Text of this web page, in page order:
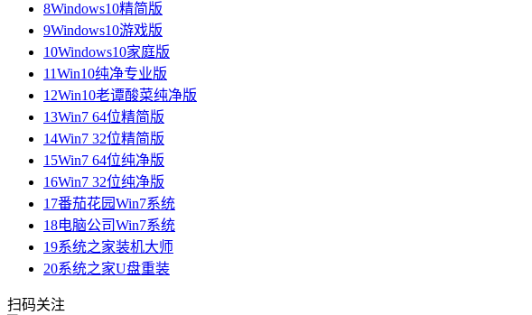
8Windows10精简版
9Windows10游戏版
10Windows10家庭版
11Win10纯净专业版
12Win10老谭酸菜纯净版
13Win7 64位精简版
14Win7 32位精简版
15Win7 64位纯净版
16Win7 32位纯净版
17番茄花园Win7系统
18电脑公司Win7系统
19系统之家装机大师
20系统之家U盘重装
扫码关注